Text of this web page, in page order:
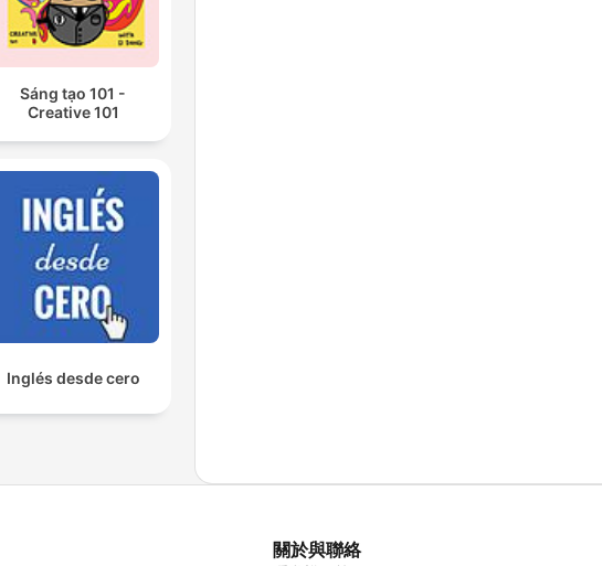
Sáng tạo 101 -
Creative 101
Inglés desde cero
關於與聯絡